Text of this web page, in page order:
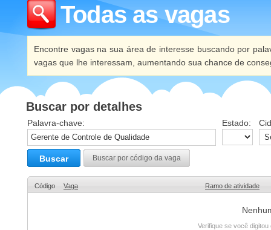
Todas as vagas
Encontre vagas na sua área de interesse buscando por
vagas que lhe interessam, aumentando sua chance de
Buscar por detalhes
Palavra-chave: Estado:
Buscar Buscar por código da vaga
Código Vaga Ramo de atividade
Verifique se você